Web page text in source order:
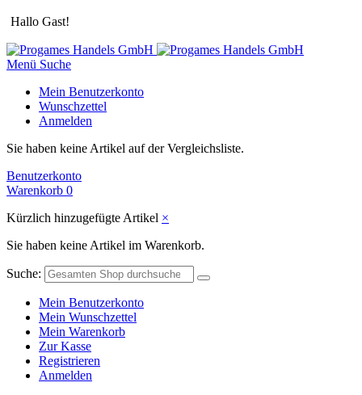
Hallo Gast!
Menü Suche
Mein Benutzerkonto
Wunschzettel
Anmelden
Sie haben keine Artikel auf der Vergleichsliste.
Benutzerkonto
Warenkorb 0
Kürzlich hinzugefügte Artikel ×
Sie haben keine Artikel im Warenkorb.
Suche:
Mein Benutzerkonto
Mein Wunschzettel
Mein Warenkorb
Zur Kasse
Registrieren
Anmelden